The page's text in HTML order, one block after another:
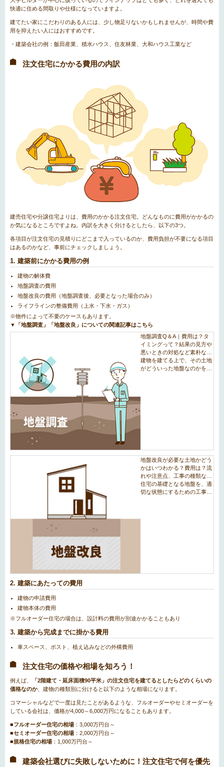
快適に住める間取りや仕様になっていますよ。
建てたい家にこだわりのある人には、少し物足りないかもしれませんが、時間や費
用を抑えたい人にはおすすめです。
・建築会社の例：飯田産業、積水ハウス、住友林業、大和ハウス工業など
注文住宅にかかる費用の内訳
建売住宅や分譲住宅よりは、費用のかかる注文住宅。どんなものに費用がかかるの
か気になるところですよね。内訳を大きく分けるとしたら、以下の3つ。
各項目が注文住宅の見積りにどこまで入っているのか、費用負担が不要になる項目
はあるのかなど、事前にチェックしましょう。
1. 建築前にかかる費用の例
建物の解体費
地盤調査の費用
地盤改良の費用（地盤調査後、必要となった場合のみ）
ライフラインの整備費用（上水・下水・ガス）
※物件によって不要のケースもあります。
▼「地盤調査」「地盤改良」についての関連記事はこちら
2. 建築にあたっての費用
建物の申請費用
建物本体の費用
※フルオーダー住宅の場合は、設計料の費用が別途かかることもあり
3. 建築から完成までに掛かる費用
車スペース、ポスト、植え込みなどの外構費用
注文住宅の価格や相場を知ろう！
例えば、
「2階建て・延床面積90平米」の注文住宅を建てるとしたらどのくらいの
価格なのか、建物の種類別に分けると以下のような相場になります。
コマーシャルなどで一度は見たことがあるような、フルオーダーやセミオーダーを
している会社は、価格が4,000～6,000万円になることもあります。
■フルオーダー住宅の相場 ：3,000万円台～
■セミオーダー住宅の相場 ：2,000万円台～
■規格住宅の相場 ：1,000万円台～
建築会社選びに失敗しないために！注文住宅で何を優先